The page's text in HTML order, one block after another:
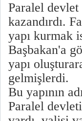
Paralel
kazandırdı.
yapı kurmak
Başbakan'a
yapı
gelmişlerdi.
Bu yapının
Paralel